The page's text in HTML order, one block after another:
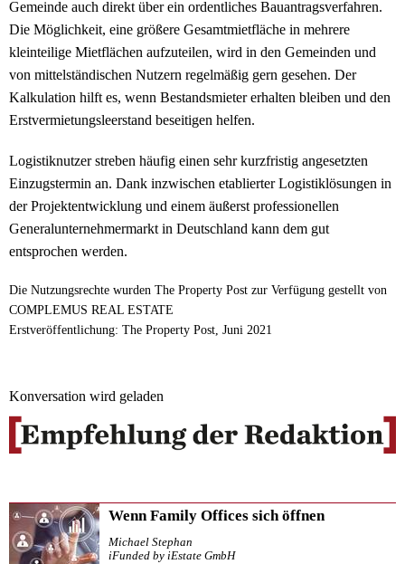
Gemeinde auch direkt über ein ordentliches Bauantragsverfahren.
Die Möglichkeit, eine größere Gesamtmietfläche in mehrere
kleinteilige Mietflächen aufzuteilen, wird in den Gemeinden und
von mittelständischen Nutzern regelmäßig gern gesehen. Der
Kalkulation hilft es, wenn Bestandsmieter erhalten bleiben und den
Erstvermietungsleerstand beseitigen helfen.
Logistiknutzer streben häufig einen sehr kurzfristig angesetzten
Einzugstermin an. Dank inzwischen etablierter Logistiklösungen in
der Projektentwicklung und einem äußerst professionellen
Generalunternehmermarkt in Deutschland kann dem gut
entsprochen werden.
Die Nutzungsrechte wurden The Property Post zur Verfügung gestellt von
COMPLEMUS REAL ESTATE
Erstveröffentlichung: The Property Post, Juni 2021
Konversation wird geladen
Wenn Family Offices sich öffnen
Michael Stephan
iFunded by iEstate GmbH